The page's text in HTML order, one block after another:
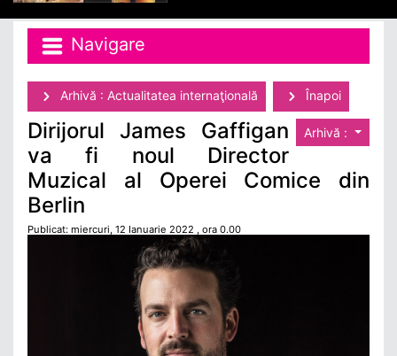
Navigare
Arhivă : Actualitatea internaţională Înapoi
Arhivă :
Dirijorul James Gaffigan
va fi noul Director
Muzical al Operei Comice din
Berlin
Publicat: miercuri, 12 Ianuarie 2022 , ora 0.00